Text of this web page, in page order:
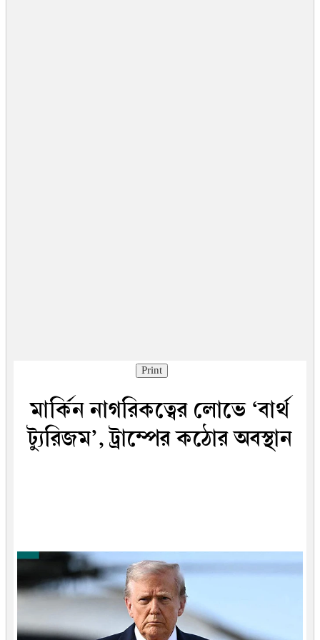
Print
মার্কিন নাগরিকত্বের লোভে ‘বার্থ
ট্যুরিজম’, ট্রাম্পের কঠোর অবস্থান